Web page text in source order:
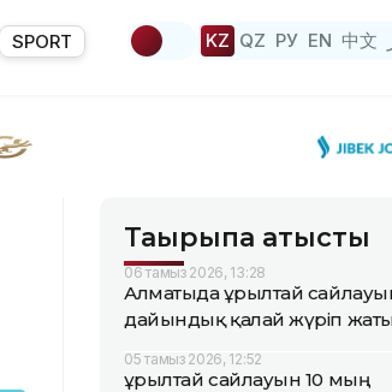
SPORT KZ QZ РУ EN 中文
Тақырыпқа қатысты
06 тамыз 2026, 13:28
Алматыда Құрылтай
дайындық қалай жүріп
05 тамыз 2026, 12:52
Құрылтай сайлауын 10 мың